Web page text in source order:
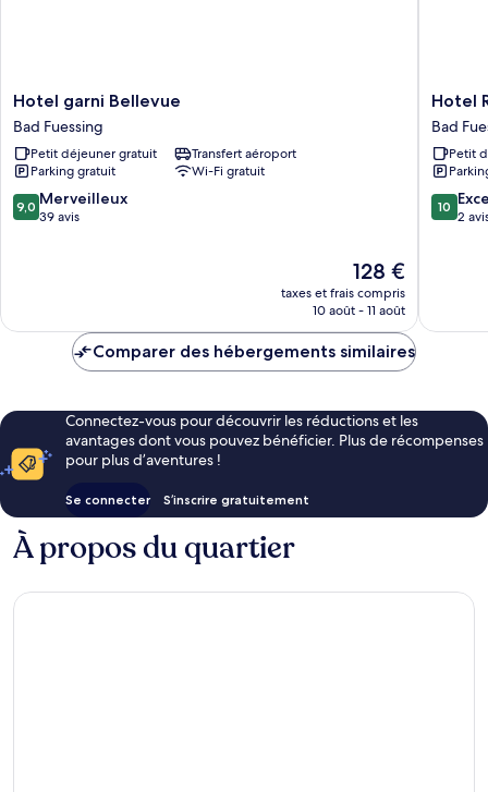
Hotel
garni
Bellevue
Bad
Fuessing
Hotel garni Bellevue
Bad Fuessing
Petit déjeuner gratuit
Transfert aéroport
Parking gratuit
Wi-Fi gratuit
9.0
sur
9,0 Merveilleux
39 avis
Le
nouveau
prix
de
128 €
taxes et frais compris
10 août - 11 août
Hotel
Bad
Hotel
Bad
Petit
10.0
sur
10
2
Comparer des hébergements similaires
Connectez-vous pour découvrir les réductions et les
avantages dont vous pouvez bénéficier. Plus de récompenses
pour plus d’aventures !
Se connecter S’inscrire gratuitement
À propos du quartier